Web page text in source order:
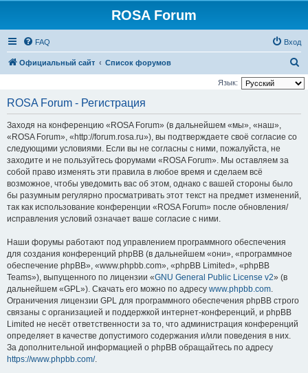
ROSA Forum
FAQ Вход
Официальный сайт Список форумов
о
Язык:
ROSA Forum - Регистрация
Заходя на конференцию «ROSA Forum» (в дальнейшем «мы», «наш»,
«ROSA Forum», «http://forum.rosa.ru»), вы подтверждаете своё согласие со
следующими условиями. Если вы не согласны с ними, пожалуйста, не
заходите и не пользуйтесь форумами «ROSA Forum». Мы оставляем за
собой право изменять эти правила в любое время и сделаем всё
возможное, чтобы уведомить вас об этом, однако с вашей стороны было
бы разумным регулярно просматривать этот текст на предмет изменений,
так как использование конференции «ROSA Forum» после обновления/
исправления условий означает ваше согласие с ними.
Наши форумы работают под управлением программного обеспечения
для создания конференций phpBB (в дальнейшем «они», «программное
обеспечение phpBB», «www.phpbb.com», «phpBB Limited», «phpBB
Teams»), выпущенного по лицензии «GNU General Public License v2» (в
дальнейшем «GPL»). Скачать его можно по адресу www.phpbb.com.
Ограничения лицензии GPL для программного обеспечения phpBB строго
связаны с организацией и поддержкой интернет-конференций, и phpBB
Limited не несёт ответственности за то, что администрация конференций
определяет в качестве допустимого содержания и/или поведения в них.
За дополнительной информацией о phpBB обращайтесь по адресу
https://www.phpbb.com/.